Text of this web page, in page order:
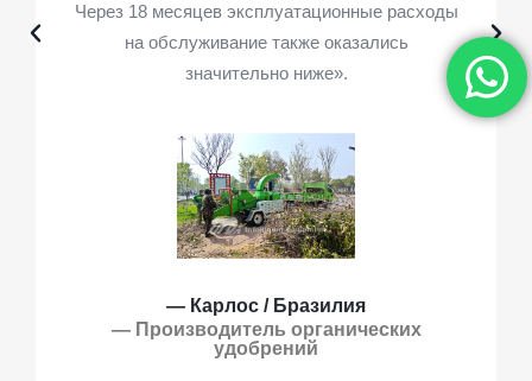
Через 18 месяцев эксплуатационные расходы
на обслуживание также оказались
значительно ниже».
— Карлос / Бразилия
— Производитель органических
удобрений